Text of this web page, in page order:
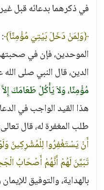
في ذكرهما بدعائه قبل
﴿وَلِمَنْ دَخَلَ بَيْتِيَ مُؤْمِنًاَ﴾
الموحدين، فإن في
الدين، قال النبي صلى
مُؤْمِنًا، وَلاَ يَأْكُلْ طَعَامَكَ
هذا القيد الواجب في
طلب المغفرة له، قال
أَنْ يَسْتَغْفِرُوا لِلْمُشْرِكِينَ
تَبَيَّنَ لَهُمْ أَنَّهُمْ أَصْحَابُ
بالهداية، والتوفيق